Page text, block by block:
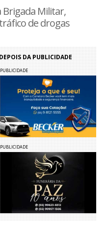
Brigada Militar,
de drogas
DA PUBLICIDADE
PUBLICIDADE
PUBLICIDADE